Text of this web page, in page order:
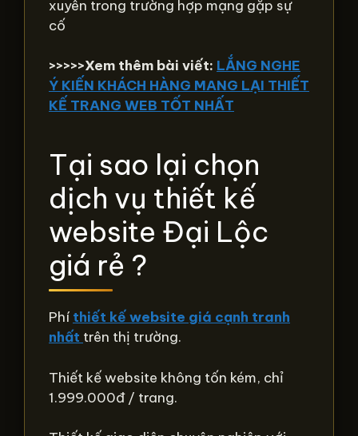
xuyên trong trường hợp mạng gặp sự
cố
>>>>>Xem thêm bài viết: LẮNG NGHE
Ý KIẾN KHÁCH HÀNG MANG LẠI THIẾT
KẾ TRANG WEB TỐT NHẤT
Tại sao lại chọn
dịch vụ thiết kế
website Đại Lộc
giá rẻ ?
Phí thiết kế website giá cạnh tranh
nhất trên thị trường.
Thiết kế website không tốn kém, chỉ
1.999.000đ / trang.